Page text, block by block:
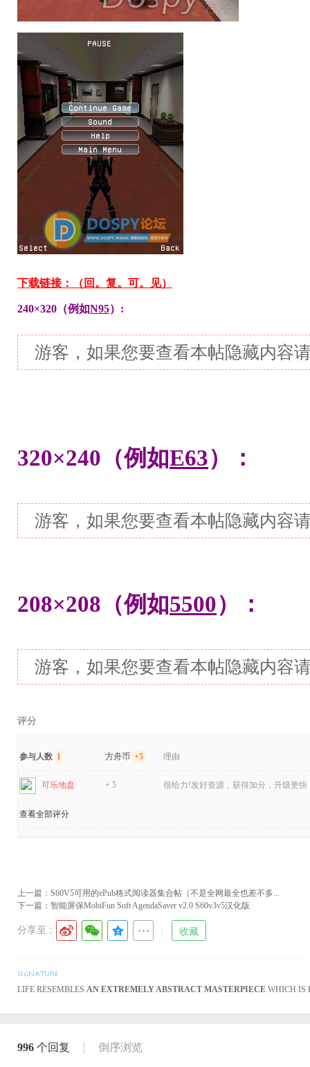
下载链接：（回。复。可。见）
240×320（例如N95）:
游客，如果您要查看本帖隐藏内容
320×240（例如E63）：
游客，如果您要查看本帖隐藏内容
208×208（例如5500）：
游客，如果您要查看本帖隐藏内容
评分
参与人数 1 方舟币 +5 理由
可乐地盘 + 5 很给力!发好资源，获得加分，升级更快
查看全部评分
上一篇： S60V5可用的ePub格式阅读器集合帖（不是全网最全也差不多...
下一篇： 智能屏保MobiFun Soft AgendaSaver v2.0 S60v3v5汉化版
分享至 : 收藏
LIFE RESEMBLES AN EXTREMELY ABSTRACT MASTERPIECE WHICH IS
996 个回复 倒序浏览